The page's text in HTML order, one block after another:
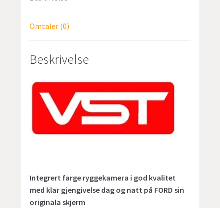
Omtaler (0)
Beskrivelse
Integrert farge ryggekamera i god kvalitet
med klar gjengivelse dag og natt på FORD sin
originala skjerm